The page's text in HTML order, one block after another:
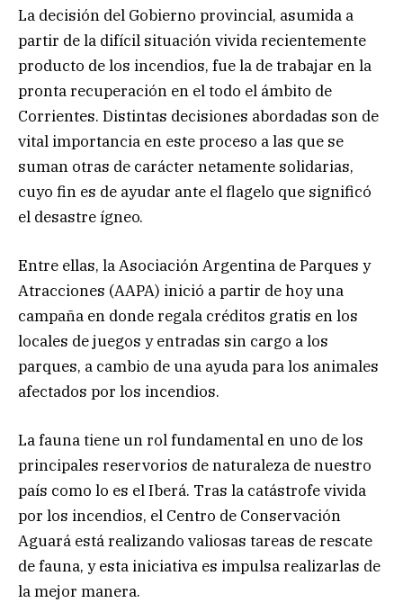
La decisión del Gobierno provincial, asumida a
partir de la difícil situación vivida recientemente
producto de los incendios, fue la de trabajar en la
pronta recuperación en el todo el ámbito de
Corrientes. Distintas decisiones abordadas son de
vital importancia en este proceso a las que se
suman otras de carácter netamente solidarias,
cuyo fin es de ayudar ante el flagelo que significó
el desastre ígneo.
Entre ellas, la Asociación Argentina de Parques y
Atracciones (AAPA) inició a partir de hoy una
campaña en donde regala créditos gratis en los
locales de juegos y entradas sin cargo a los
parques, a cambio de una ayuda para los animales
afectados por los incendios.
La fauna tiene un rol fundamental en uno de los
principales reservorios de naturaleza de nuestro
país como lo es el Iberá. Tras la catástrofe vivida
por los incendios, el Centro de Conservación
Aguará está realizando valiosas tareas de rescate
de fauna, y esta iniciativa es impulsa realizarlas de
la mejor manera.